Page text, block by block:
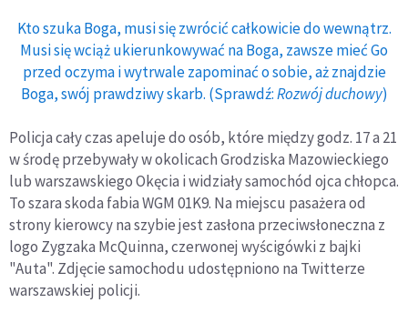
Kto szuka Boga, musi się zwrócić całkowicie do wewnątrz.
Musi się wciąż ukierunkowywać na Boga, zawsze mieć Go
przed oczyma i wytrwale zapominać o sobie, aż znajdzie
Boga, swój prawdziwy skarb. (Sprawdź:Rozwój duchowy)
Policja cały czas apeluje do osób, które między godz. 17 a 21
w środę przebywały w okolicach Grodziska Mazowieckiego
lub warszawskiego Okęcia i widziały samochód ojca chłopca.
To szara skoda fabia WGM 01K9. Na miejscu pasażera od
strony kierowcy na szybie jest zasłona przeciwsłoneczna z
logo Zygzaka McQuinna, czerwonej wyścigówki z bajki
"Auta". Zdjęcie samochodu udostępniono na Twitterze
warszawskiej policji.